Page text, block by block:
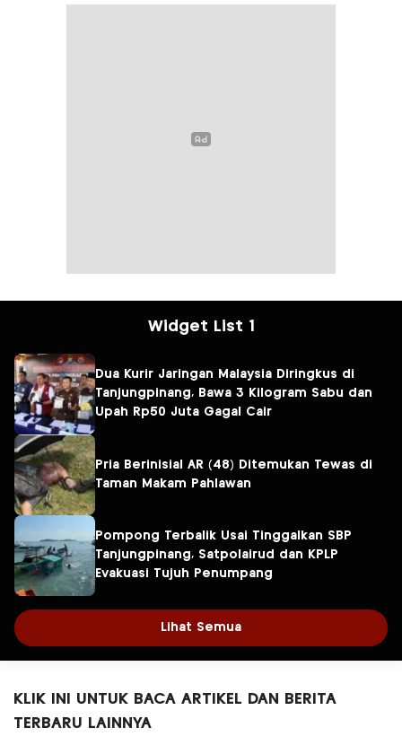
Widget List 1
Dua Kurir Jaringan Malaysia Diringkus di
Tanjungpinang, Bawa 3 Kilogram Sabu dan
Upah Rp50 Juta Gagal Cair
Pria Berinisial AR (48) Ditemukan Tewas di
Taman Makam Pahlawan
Pompong Terbalik Usai Tinggalkan SBP
Tanjungpinang, Satpolairud dan KPLP
Evakuasi Tujuh Penumpang
Lihat Semua
KLIK INI UNTUK BACA ARTIKEL DAN BERITA
TERBARU LAINNYA